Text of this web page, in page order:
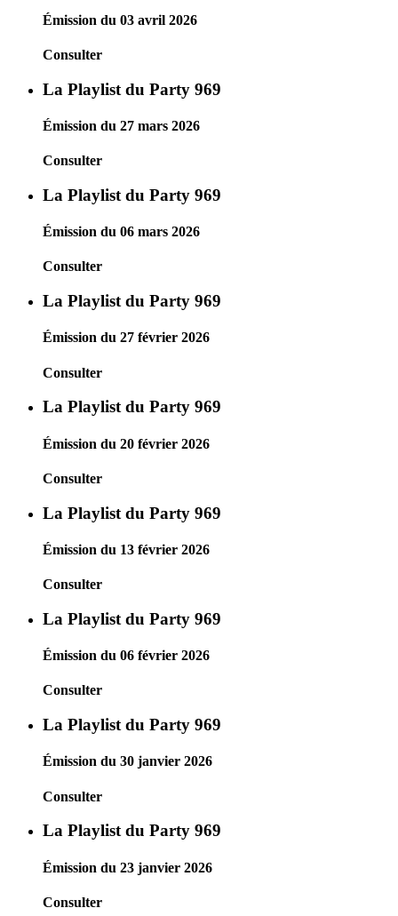
Émission du 03 avril 2026
Consulter
La Playlist du Party 969
Émission du 27 mars 2026
Consulter
La Playlist du Party 969
Émission du 06 mars 2026
Consulter
La Playlist du Party 969
Émission du 27 février 2026
Consulter
La Playlist du Party 969
Émission du 20 février 2026
Consulter
La Playlist du Party 969
Émission du 13 février 2026
Consulter
La Playlist du Party 969
Émission du 06 février 2026
Consulter
La Playlist du Party 969
Émission du 30 janvier 2026
Consulter
La Playlist du Party 969
Émission du 23 janvier 2026
Consulter